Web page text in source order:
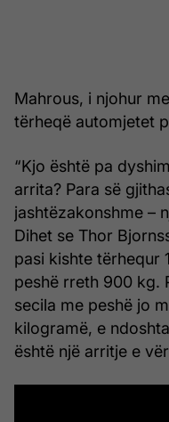
Mahrous, i njohur
tërheqë automjetet
“Kjo është pa
arrita? Para së
jashtëzakonshme –
Dihet se Thor
pasi kishte tërhequr
peshë rreth 900 kg.
secila me peshë jo
kilogramë, e
është një arritje e